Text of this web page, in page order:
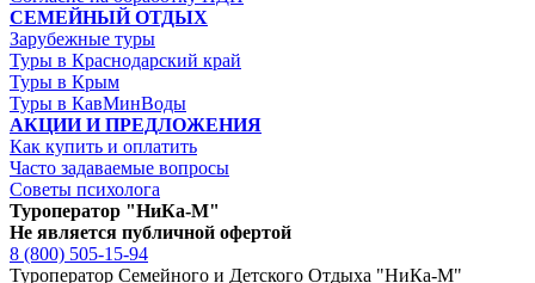
СЕМЕЙНЫЙ ОТДЫХ
Зарубежные туры
Туры в Краснодарский край
Туры в Крым
Туры в КавМинВоды
АКЦИИ И ПРЕДЛОЖЕНИЯ
Как купить и оплатить
Часто задаваемые вопросы
Советы психолога
Туроператор "НиКа-М"
Не является публичной офертой
8 (800) 505-15-94
Туроператор Семейного и Детского Отдыха "НиКа-М"